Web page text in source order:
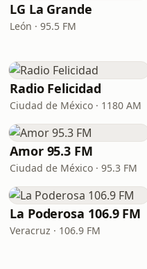
LG La Grande
León · 95.5 FM
Radio Felicidad
Ciudad de México · 1180 AM
Amor 95.3 FM
Ciudad de México · 95.3 FM
La Poderosa 106.9 FM
Veracruz · 106.9 FM